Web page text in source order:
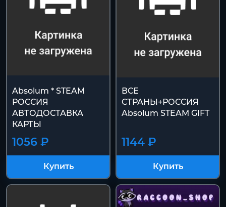
Absolum * STEAM
РОССИЯ
АВТОДОСТАВКА
КАРТЫ
1056 ₽
Купить
ВСЕ
СТРАНЫ+РОССИЯ
Absolum STEAM GIFT
1144 ₽
Купить